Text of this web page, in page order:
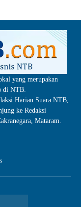
yang merupakan
di NTB.
Harian Suara NTB,
ke Redaksi
Mataram.